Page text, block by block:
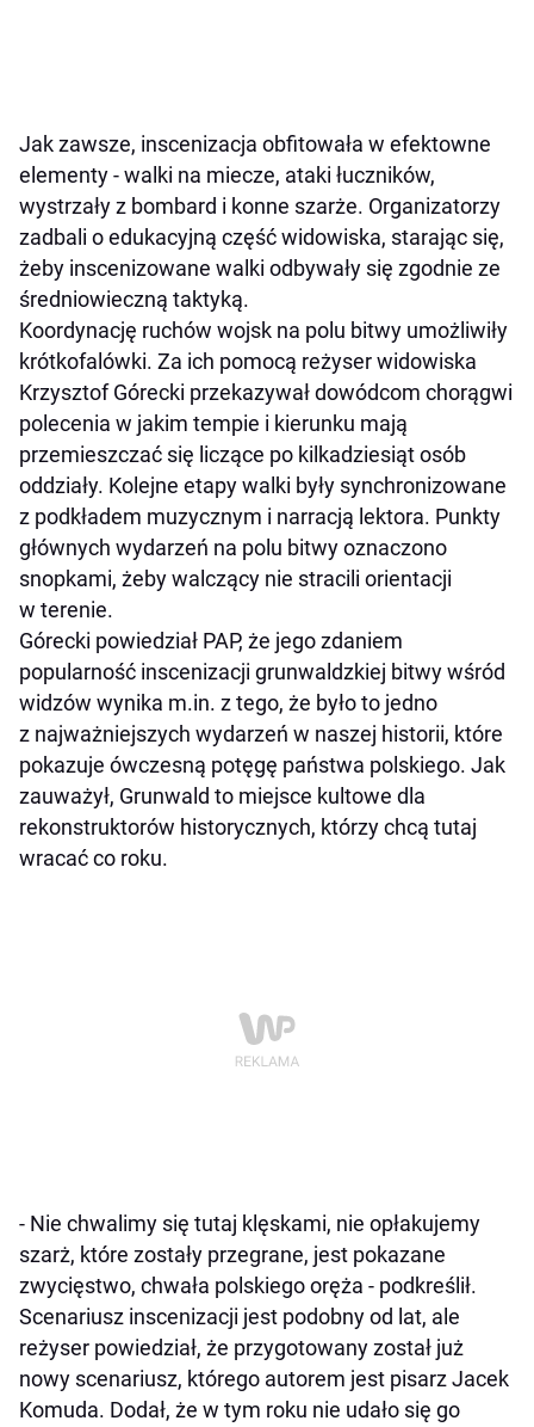
Jak zawsze, inscenizacja obfitowała w efektowne
elementy - walki na miecze, ataki łuczników,
wystrzały z bombard i konne szarże. Organizatorzy
zadbali o edukacyjną część widowiska, starając się,
żeby inscenizowane walki odbywały się zgodnie ze
średniowieczną taktyką.
Koordynację ruchów wojsk na polu bitwy umożliwiły
krótkofalówki. Za ich pomocą reżyser widowiska
Krzysztof Górecki przekazywał dowódcom chorągwi
polecenia w jakim tempie i kierunku mają
przemieszczać się liczące po kilkadziesiąt osób
oddziały. Kolejne etapy walki były synchronizowane
z podkładem muzycznym i narracją lektora. Punkty
głównych wydarzeń na polu bitwy oznaczono
snopkami, żeby walczący nie stracili orientacji
w terenie.
Górecki powiedział PAP, że jego zdaniem
popularność inscenizacji grunwaldzkiej bitwy wśród
widzów wynika m.in. z tego, że było to jedno
z najważniejszych wydarzeń w naszej historii, które
pokazuje ówczesną potęgę państwa polskiego. Jak
zauważył, Grunwald to miejsce kultowe dla
rekonstruktorów historycznych, którzy chcą tutaj
wracać co roku.
- Nie chwalimy się tutaj klęskami, nie opłakujemy
szarż, które zostały przegrane, jest pokazane
zwycięstwo, chwała polskiego oręża - podkreślił.
Scenariusz inscenizacji jest podobny od lat, ale
reżyser powiedział, że przygotowany został już
nowy scenariusz, którego autorem jest pisarz Jacek
Komuda. Dodał, że w tym roku nie udało się go